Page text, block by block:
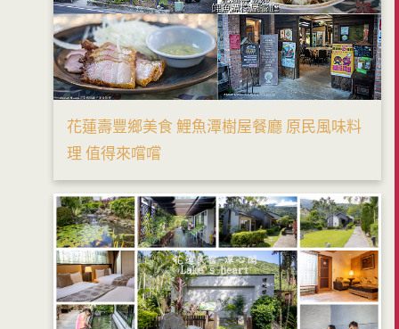
花蓮壽豐鄉美食 鯉魚潭樹屋餐廳 原民風味料
理 值得來嚐嚐